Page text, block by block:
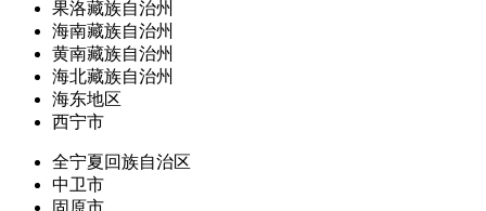
果洛藏族自治州
海南藏族自治州
黄南藏族自治州
海北藏族自治州
海东地区
西宁市
全宁夏回族自治区
中卫市
固原市